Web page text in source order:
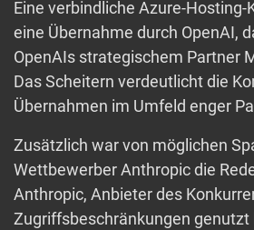
Eine verbindliche Azure-Hosting-
eine Übernahme durch OpenAI,
OpenAIs strategischem Partner
Das Scheitern verdeutlicht die
Übernahmen im Umfeld enger
Zusätzlich war von möglichen
Wettbewerber Anthropic die
Anthropic, Anbieter des
Zugriffsbeschränkungen genutzt